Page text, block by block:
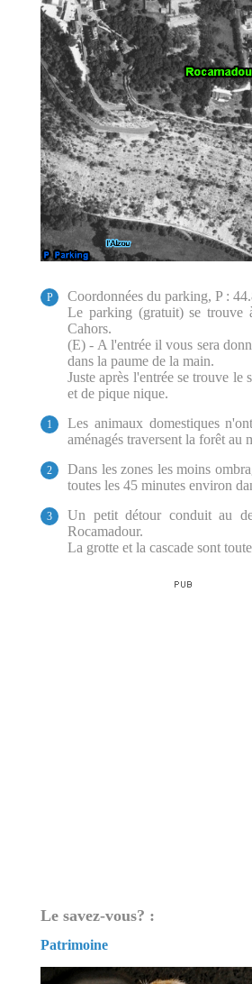
P
Coordonnées du parking, P :
Le parking (gratuit) se trouve
Cahors.
(E) - A l'entrée il vous sera
dans la paume de la main.
Juste après l'entrée se trouve
et de pique nique.
1
Les animaux domestiques
aménagés traversent la forêt au
2
Dans les zones les moins
toutes les 45 minutes environ
3
Un petit détour conduit au
Rocamadour.
La grotte et la cascade sont
Le savez-vous? :
Patrimoine